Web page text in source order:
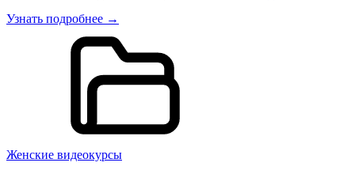
Узнать подробнее →
Женские видеокурсы